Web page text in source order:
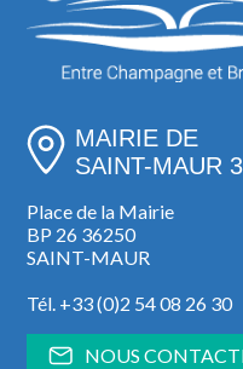
MAIRIE DE
SAINT-MAUR
Place de la Mairie
BP 26 36250
SAINT-MAUR
Tél. +33 (0)2 54 08 26 30
NOUS